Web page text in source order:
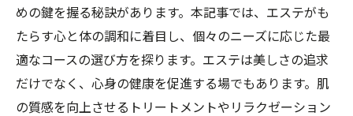
めの鍵を握る秘訣があります。本記事では、エステがも
たらす心と体の調和に着目し、個々のニーズに応じた最
適なコースの選び方を探ります。エステは美しさの追求
だけでなく、心身の健康を促進する場でもあります。肌
の質感を向上させるトリートメントやリラクゼーション